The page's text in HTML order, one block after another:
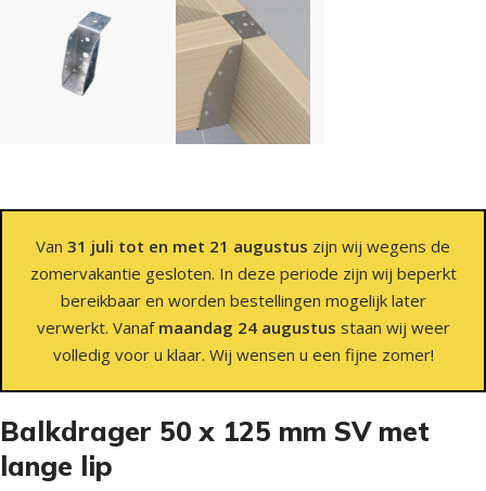
Van 31 juli tot en met 21 augustus zijn wij wegens de
zomervakantie gesloten. In deze periode zijn wij beperkt
bereikbaar en worden bestellingen mogelijk later
verwerkt. Vanaf maandag 24 augustus staan wij weer
volledig voor u klaar. Wij wensen u een fijne zomer!
Balkdrager 50 x 125 mm SV met
lange lip